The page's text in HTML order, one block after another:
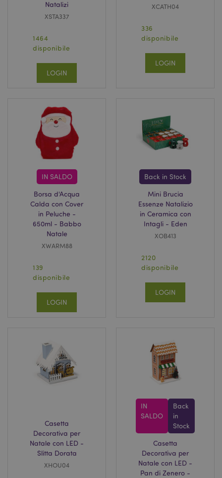
Natalizi
XSTA337
1464
disponibile
LOGIN
XCATH04
336
disponibile
LOGIN
IN SALDO
Borsa d'Acqua
Calda con Cover
in Peluche -
650ml - Babbo
Natale
XWARM88
139
disponibile
LOGIN
Back in Stock
Mini Brucia
Essenze Natalizio
in Ceramica con
Intagli - Eden
XOB413
2120
disponibile
LOGIN
Casetta
Decorativa per
Natale con LED -
Slitta Dorata
XHOU04
IN
SALDO
Back
in
Stock
Casetta
Decorativa per
Natale con LED -
Pan di Zenero -